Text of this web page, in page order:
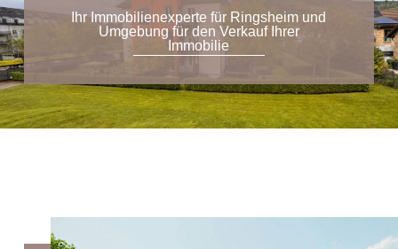
Ihr Immobilienexperte für Ringsheim und
Umgebung für den Verkauf Ihrer
Immobilie